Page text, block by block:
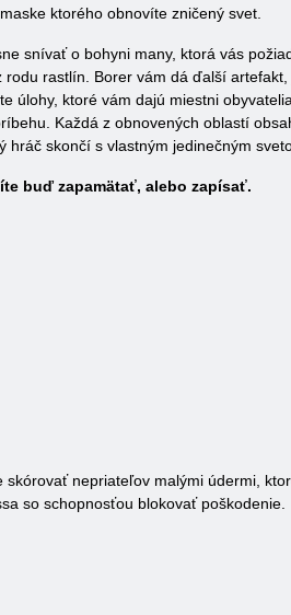
ktorého obnovíte zničený svet.
snívať o bohyni many, ktorá vás
rastlín. Borer vám dá ďalší
úlohy, ktoré vám dajú miestni
Každá z obnovených oblastí
skončí s vlastným jedinečným
buď zapamätať, alebo zapísať.
nepriateľov malými údermi,
so schopnosťou blokovať poškodenie.